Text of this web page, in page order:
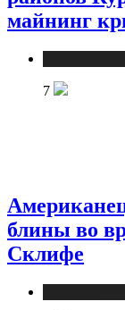
майнинг
7
блины во
Склифе